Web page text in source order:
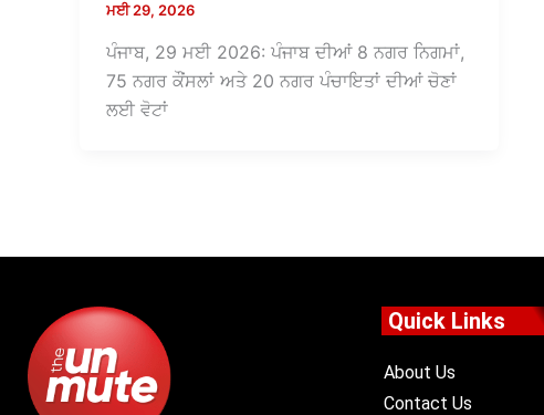
ਮਈ 29, 2026
ਪੰਜਾਬ, 29 ਮਈ 2026: ਪੰਜਾਬ ਦੀਆਂ 8 ਨਗਰ ਨਿਗਮਾਂ,
75 ਨਗਰ ਕੌਂਸਲਾਂ ਅਤੇ 20 ਨਗਰ ਪੰਚਾਇਤਾਂ ਦੀਆਂ ਚੋਣਾਂ
ਲਈ ਵੋਟਾਂ
Quick Links
About Us
Contact Us